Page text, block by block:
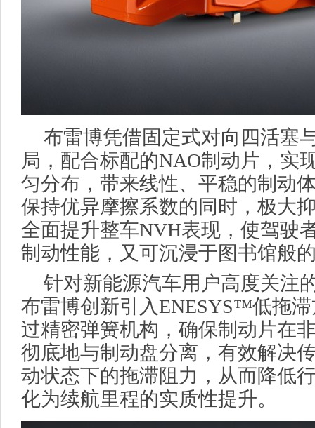
布雷博凭借固定式对向四活塞
局，配合标配的NAO制动片，实
匀分布，带来线性、平稳的制动
保持优异摩擦系数的同时，极大
全面提升整车NVH表现，使驾驶
制动性能，又可沉浸于图书馆般
针对新能源汽车用户高度关注
布雷博创新引入ENESYS™低拖
过精密弹簧机构，确保制动片在
彻底地与制动盘分离，有效解决
动状态下的拖滞阻力，从而降低
化为续航里程的实质性提升。